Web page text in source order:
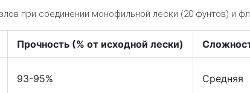
при соединении монофильной лески (20 фунтов) и
Прочность (% от исходной лески)
93-95% Средняя